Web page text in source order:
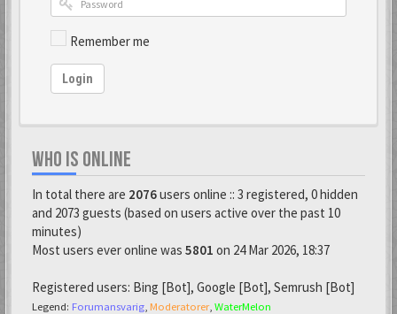
Remember me
Login
WHO IS ONLINE
In total there are 2076users online :: 3 registered, 0 hidden
and 2073 guests (based on users active over the past 10
minutes)
Most users ever online was 5801 on 24 Mar 2026, 18:37
Registered users: Bing [Bot], Google [Bot], Semrush [Bot]
Legend: Forumansvarig Moderatorer, WaterMelon